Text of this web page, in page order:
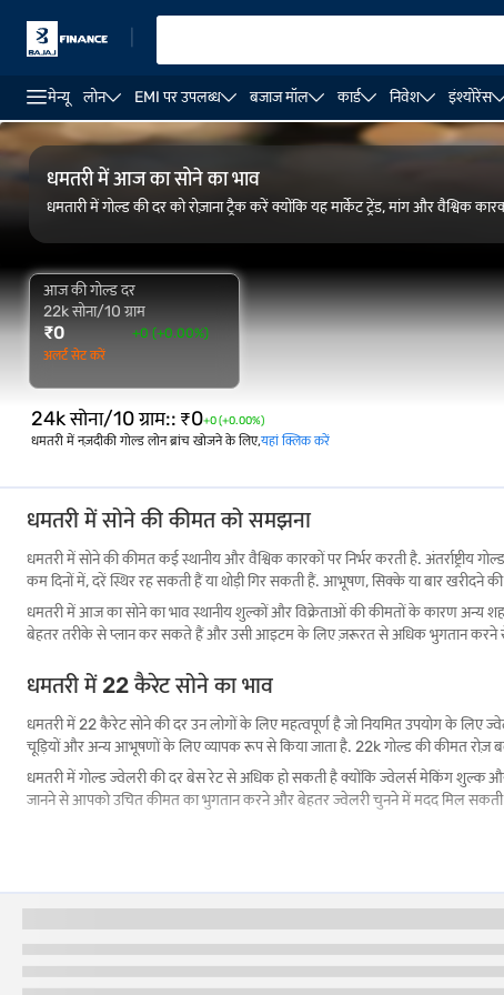
मेन्यू लोन EMI पर उपलब्ध बजाज मॉल कार्ड निवेश इंश्योरेंस
ओवरव्यू गोल्ड रेट ट्रेंड कैलकुलेटर FAQ
धमतरी में आज का सोने का भाव
धमतारी में गोल्ड की दर को रोज़ाना ट्रैक करें क्योंकि यह मार्केट ट्रेंड, मांग और
आज की गोल्ड दर
22k सोना/10 ग्राम
₹0
+0 (+0.00%)
अलर्ट सेट करें
24k सोना/10 ग्राम:: ₹0+0 (+0.00%)
धमतरी में नज़दीकी गोल्ड लोन ब्रांच खोजने के लिए,यहां क्लिक करें
धमतरी में सोने की कीमत को समझना
धमतरी में सोने की कीमत कई स्थानीय और वैश्विक कारकों पर निर्भर करती है.
कम दिनों में, दरें स्थिर रह सकती हैं या थोड़ी गिर सकती हैं. आभूषण, सिक्के या बार खरीदने
धमतरी में आज का सोने का भाव स्थानीय शुल्कों और विक्रेताओं की कीमतों के कारण अन्य
बेहतर तरीके से प्लान कर सकते हैं और उसी आइटम के लिए ज़रूरत से अधिक भुगतान
धमतरी में 22 कैरेट सोने का भाव
धमतरी में 22 कैरेट सोने की दर उन लोगों के लिए महत्वपूर्ण है जो नियमित उपयोग के लिए
चूड़ियों और अन्य आभूषणों के लिए व्यापक रूप से किया जाता है. 22k गोल्ड की कीमत
धमतरी में गोल्ड ज्वेलरी की दर बेस रेट से अधिक हो सकती है क्योंकि ज्वेलर्स मेकिंग
जानने से आपको उचित कीमत का भुगतान करने और बेहतर ज्वेलरी चुनने में मदद मिल
धमतरी में 24 कैरेट सोने की दर आमतौर पर उन लोगों द्वारा चेक की जाती है जो निवेश के
होती हैं, इसलिए यह नरम होती है और आमतौर पर रोज पहनने वाली ज्वेलरी के लिए इस्तेमाल
धमतरी में 24k सोने की कीमत अक्सर 22 कैरेट सोने की दर से अधिक होती है क्योंकि यह
बारे में पढ़ें. इससे आपको शुद्धता और वैल्यू को अधिक स्पष्ट रूप से समझने में मदद मिल